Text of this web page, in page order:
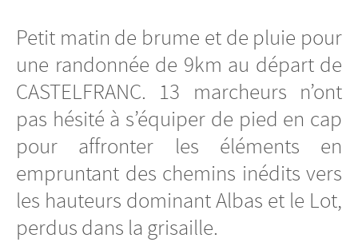
Petit matin de brume et de pluie pour
une randonnée de 9km au départ de
CASTELFRANC. 13 marcheurs n’ont
pas hésité à s’équiper de pied en cap
pour affronter les éléments en
empruntant des chemins inédits vers
les hauteurs dominant Albas et le Lot,
perdus dans la grisaille.